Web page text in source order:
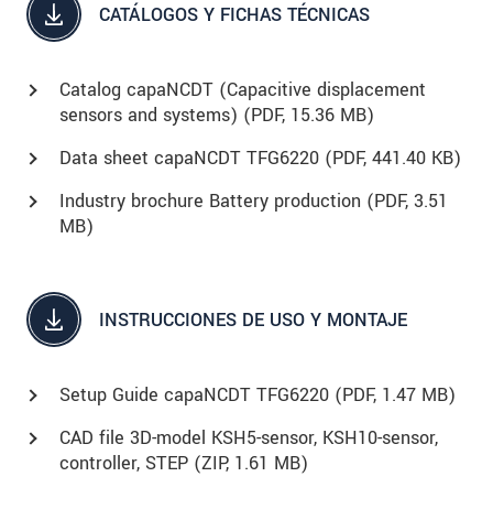
CATÁLOGOS Y FICHAS TÉCNICAS
Catalog capaNCDT (Capacitive displacement
sensors and systems) (PDF, 15.36 MB)
Data sheet capaNCDT TFG6220 (PDF, 441.40 KB)
Industry brochure Battery production (PDF, 3.51
MB)
INSTRUCCIONES DE USO Y MONTAJE
Setup Guide capaNCDT TFG6220 (PDF, 1.47 MB)
CAD file 3D-model KSH5-sensor, KSH10-sensor,
controller, STEP (ZIP, 1.61 MB)